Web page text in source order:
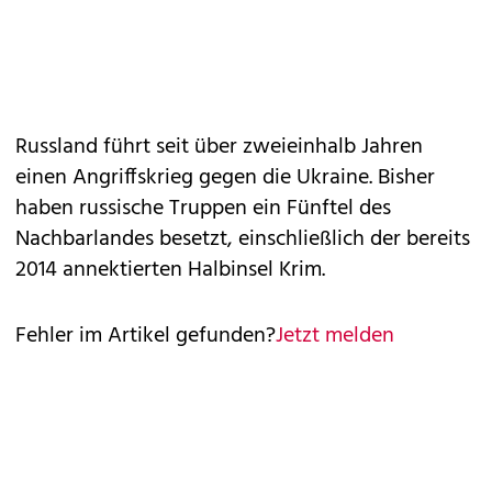
Russland führt seit über zweieinhalb Jahren
einen Angriffskrieg gegen die Ukraine. Bisher
haben russische Truppen ein Fünftel des
Nachbarlandes besetzt, einschließlich der bereits
2014 annektierten Halbinsel Krim.
Fehler im Artikel gefunden?Jetzt melden